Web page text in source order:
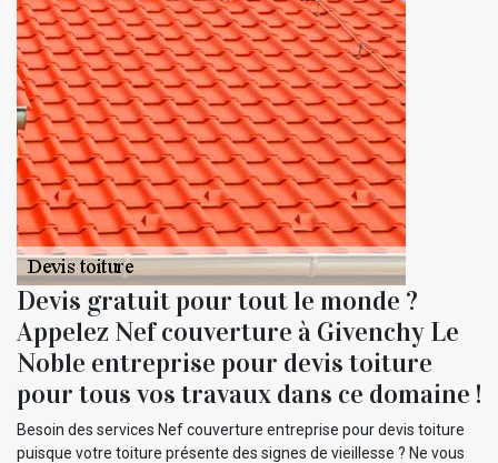
Devis gratuit pour tout le monde ?
Appelez Nef couverture à Givenchy Le
Noble entreprise pour devis toiture
pour tous vos travaux dans ce domaine !
Besoin des services Nef couverture entreprise pour devis toiture
puisque votre toiture présente des signes de vieillesse ? Ne vous